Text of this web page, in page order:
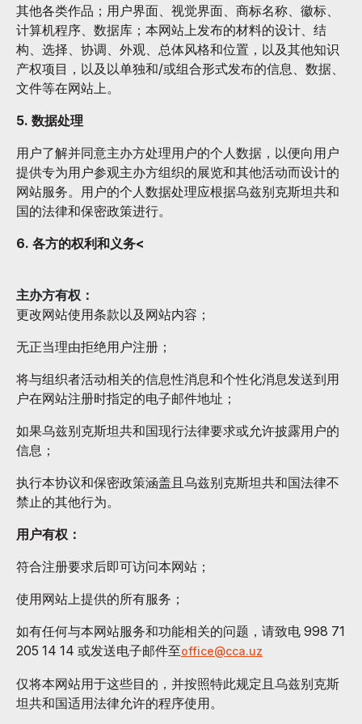
其他各类作品；用户界面、视觉界面、商标名称、徽标、
计算机程序、数据库；本网站上发布的材料的设计、结
构、选择、协调、外观、总体风格和位置，以及其他知识
产权项目，以及以单独和/或组合形式发布的信息、数据、
文件等在网站上。
5. 数据处理
用户了解并同意主办方处理用户的个人数据，以便向用户
提供专为用户参观主办方组织的展览和其他活动而设计的
网站服务。用户的个人数据处理应根据乌兹别克斯坦共和
国的法律和保密政策进行。
6. 各方的权利和义务<
主办方有权：
更改网站使用条款以及网站内容；
无正当理由拒绝用户注册；
将与组织者活动相关的信息性消息和个性化消息发送到用
户在网站注册时指定的电子邮件地址；
如果乌兹别克斯坦共和国现行法律要求或允许披露用户的
信息；
执行本协议和保密政策涵盖且乌兹别克斯坦共和国法律不
禁止的其他行为。
用户有权：
符合注册要求后即可访问本网站；
使用网站上提供的所有服务；
如有任何与本网站服务和功能相关的问题，请致电 998 71
205 14 14 或发送电子邮件至office@cca.uz
仅将本网站用于这些目的，并按照特此规定且乌兹别克斯
坦共和国适用法律允许的程序使用。